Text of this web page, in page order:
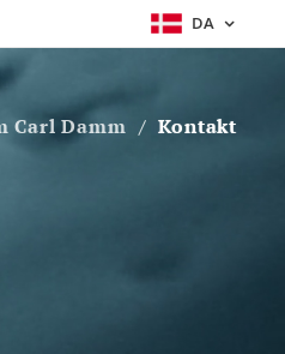
DA
Carl Damm Kontakt